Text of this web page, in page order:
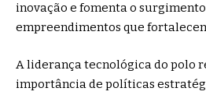
inovação e fomenta o surgimento
empreendimentos que
A liderança tecnológica do polo
importância de políticas